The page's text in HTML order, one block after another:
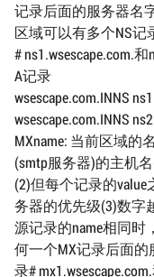
记录后面的服务器名
区域可以有多个NS记
# ns1.wsescape.com.
A记录
wsescape.com.INNS
wsescape.com.INNS
MXname: 当前区域的
(smtp服务器)的主机
(2)但每个记录的
务器的优先级(3)数字
源记录的name相同时
何一个MX记录后面
录#